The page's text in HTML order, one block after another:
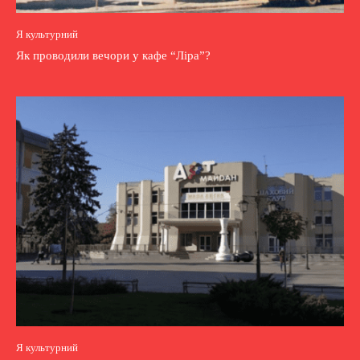
Я культурний
Як проводили вечори у кафе “Ліра”?
Я культурний